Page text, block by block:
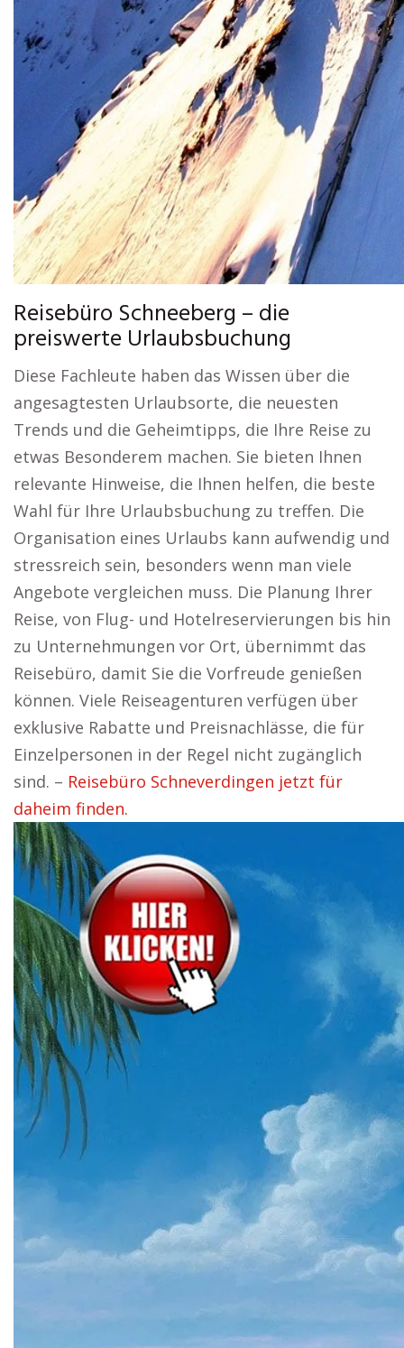
Reisebüro Schneeberg – die
preiswerte Urlaubsbuchung
Diese Fachleute haben das Wissen über die
angesagtesten Urlaubsorte, die neuesten
Trends und die Geheimtipps, die Ihre Reise zu
etwas Besonderem machen. Sie bieten Ihnen
relevante Hinweise, die Ihnen helfen, die beste
Wahl für Ihre Urlaubsbuchung zu treffen. Die
Organisation eines Urlaubs kann aufwendig und
stressreich sein, besonders wenn man viele
Angebote vergleichen muss. Die Planung Ihrer
Reise, von Flug- und Hotelreservierungen bis hin
zu Unternehmungen vor Ort, übernimmt das
Reisebüro, damit Sie die Vorfreude genießen
können. Viele Reiseagenturen verfügen über
exklusive Rabatte und Preisnachlässe, die für
Einzelpersonen in der Regel nicht zugänglich
sind. – Reisebüro Schneverdingen jetzt für
daheim finden.